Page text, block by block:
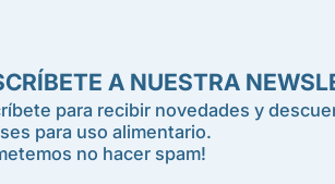
A NUESTRA
para recibir novedades y
para uso alimentario.
no hacer spam!